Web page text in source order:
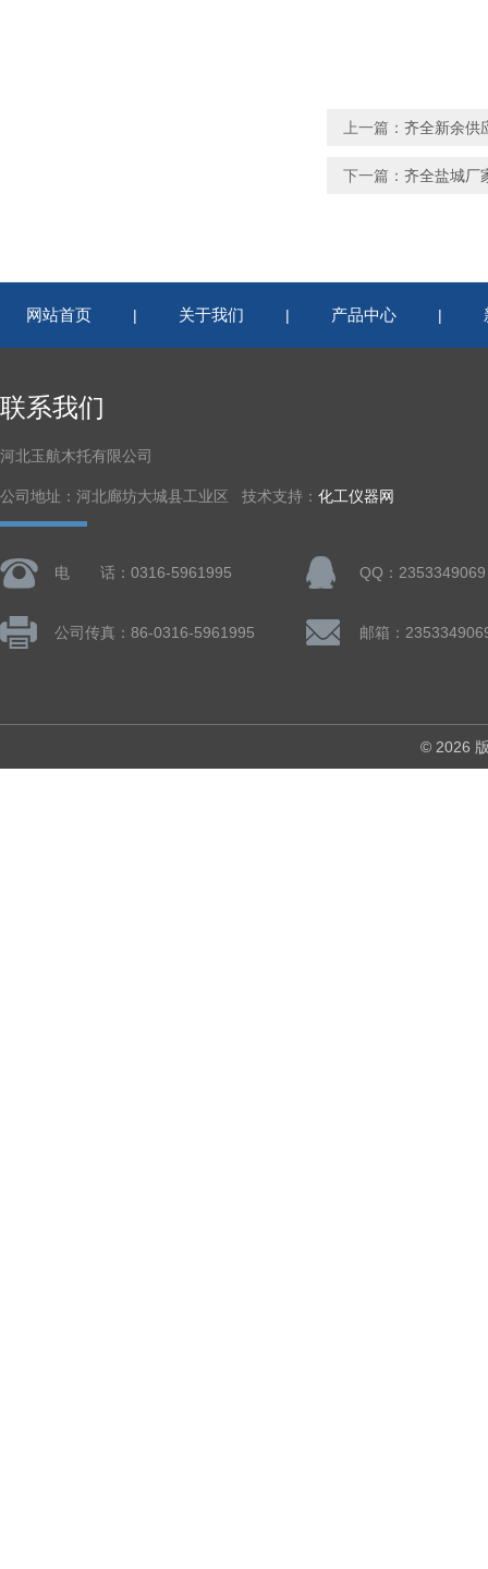
上一篇： 齐全新余供
下一篇： 齐全盐城厂
网站首页 | 关于我们 | 产品中心 |
联系我们
河北玉航木托有限公司
公司地址：河北廊坊大城县工业区 技术支持： 化工仪器网
电 话：0316-5961995 QQ：2353349069
公司传真：86-0316-5961995 邮箱：
© 2026